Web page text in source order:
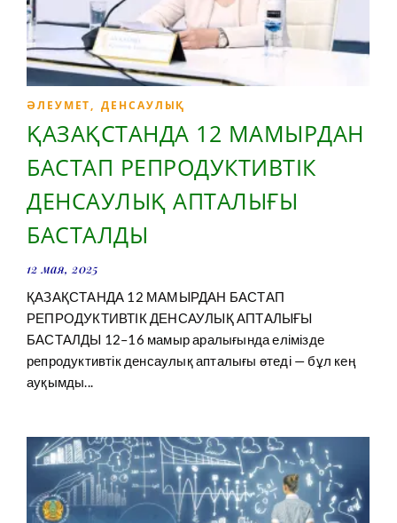
ӘЛЕУМЕТ, ДЕНСАУЛЫҚ
ҚАЗАҚСТАНДА 12 МАМЫРДАН
БАСТАП РЕПРОДУКТИВТІК
ДЕНСАУЛЫҚ АПТАЛЫҒЫ
БАСТАЛДЫ
12 мая, 2025
ҚАЗАҚСТАНДА 12 МАМЫРДАН БАСТАП
РЕПРОДУКТИВТІК ДЕНСАУЛЫҚ АПТАЛЫҒЫ
БАСТАЛДЫ 12–16 мамыр аралығында елімізде
репродуктивтік денсаулық апталығы өтеді — бұл кең
ауқымды...